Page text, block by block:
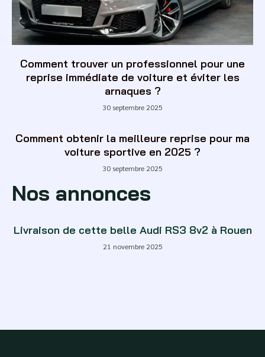
Comment trouver un professionnel pour une
reprise immédiate de voiture et éviter les
arnaques ?
30 septembre 2025
Comment obtenir la meilleure reprise pour ma
voiture sportive en 2025 ?
30 septembre 2025
Nos annonces
Livraison de cette belle Audi RS3 8v2 à Rouen
21 novembre 2025